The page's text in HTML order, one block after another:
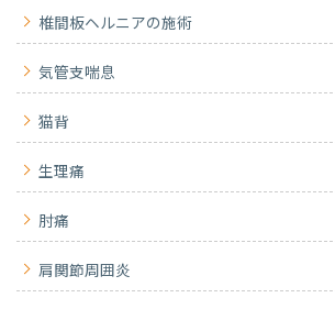
椎間板ヘルニアの施術
気管支喘息
猫背
生理痛
肘痛
肩関節周囲炎